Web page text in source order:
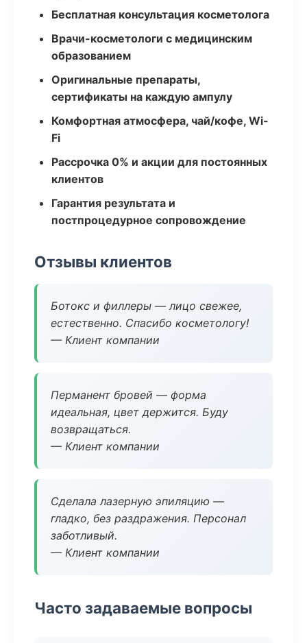
Бесплатная консультация косметолога
Врачи-косметологи с медицинским
образованием
Оригинальные препараты,
сертификаты на каждую ампулу
Комфортная атмосфера, чай/кофе, Wi-
Fi
Рассрочка 0% и акции для постоянных
клиентов
Гарантия результата и
постпроцедурное сопровождение
Отзывы клиентов
Ботокс и филлеры — лицо свежее,
естественно. Спасибо косметологу!
— Клиент компании
Перманент бровей — форма
идеальная, цвет держится. Буду
возвращаться.
— Клиент компании
Сделала лазерную эпиляцию —
гладко, без раздражения. Персонал
заботливый.
— Клиент компании
Часто задаваемые вопросы